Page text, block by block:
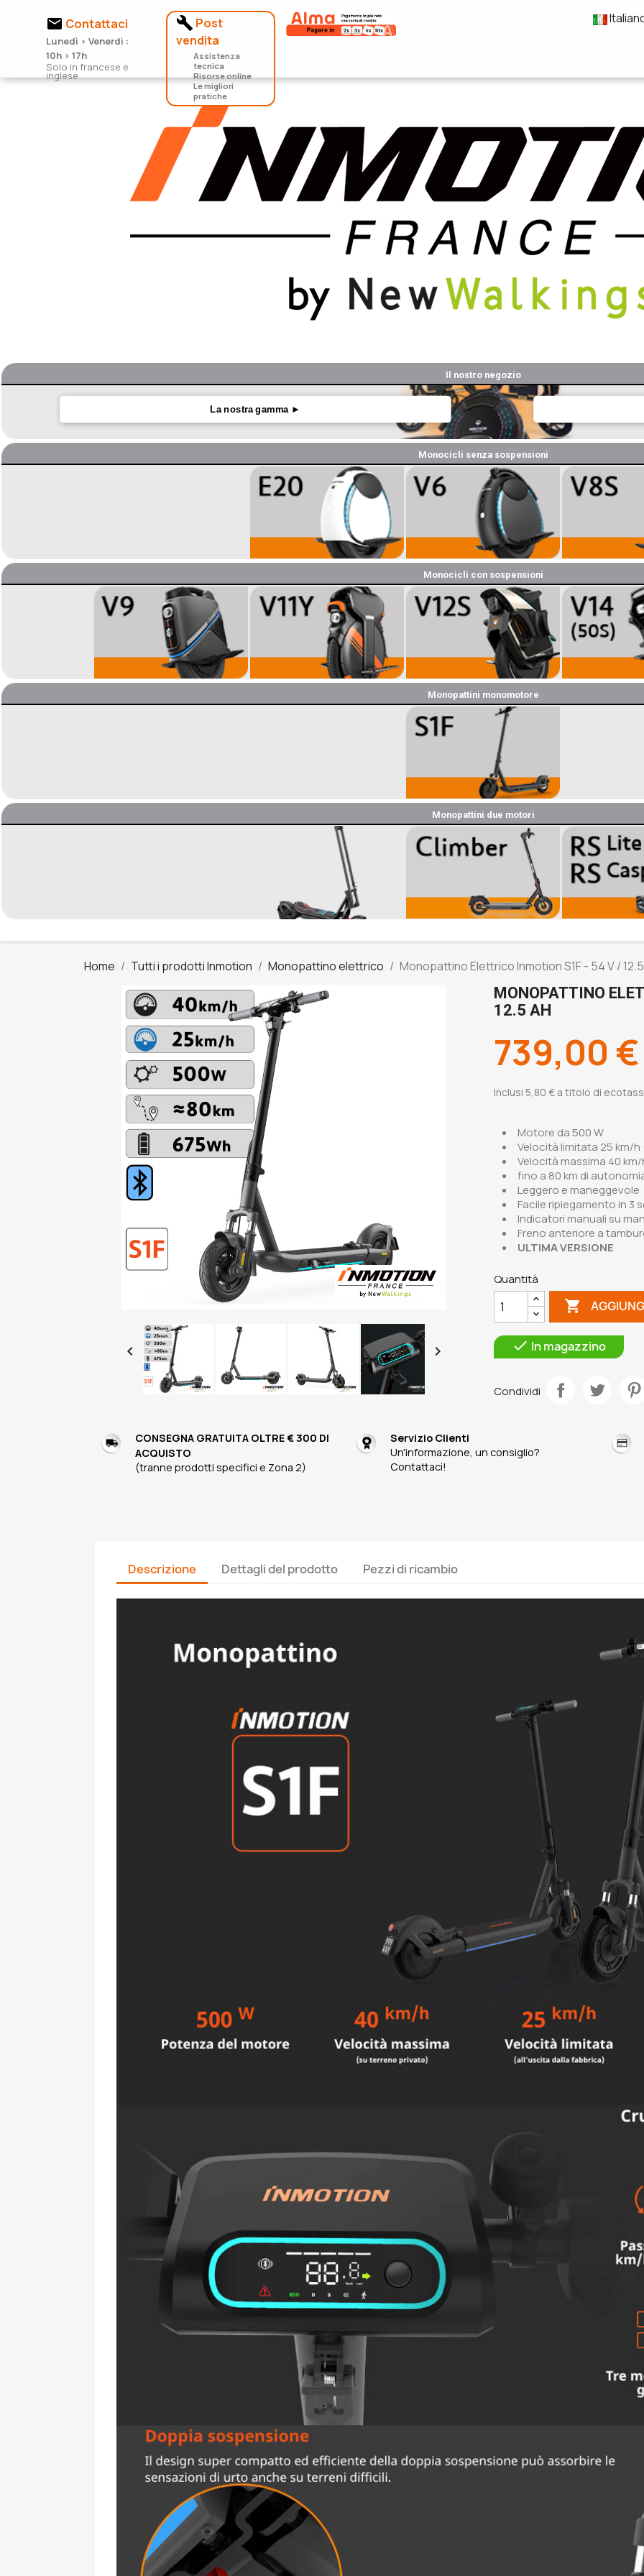
 Contattaci
Lunedì > Venerdì :
10h > 17h
Solo in francese e
inglese
 Post
vendita
Assistenza
tecnica
Risorse online
Le migliori
pratiche
Il nostro negozio
La nostra gamma ►
Monocicli senza sospensioni
Monocicli con sospensioni
Monopattini monomotore
Monopattini due motori
Home Tutti i prodotti Inmotion Monopattino elettrico Monopattino Elettrico Inmotion S1F - 54 V /
 
MONOPATTINO
12.5 AH
739,00 €
Inclusi 5,80 € a titolo di
Motore da 500 W
Velocità limitata 25 km/
Velocità massima 40
fino a 80 km di
Leggero e maneggevole
Facile ripiegamento in 3
Indicatori manuali su
Freno anteriore a
ULTIMA VERSIONE
Quantità

 In magazzino
Condividi
CONSEGNA GRATUITA OLTRE € 300 DI
ACQUISTO
(tranne prodotti specifici e Zona 2)
Servizio Clienti
Un'informazione, un consiglio?
Contattaci!
Descrizione Dettagli del prodotto Pezzi di ricambio